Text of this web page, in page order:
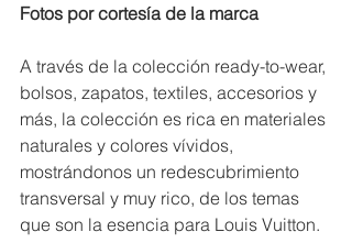
Fotos por cortesía de la marca
A través de la colección ready-to-wear,
bolsos, zapatos, textiles, accesorios y
más, la colección es rica en materiales
naturales y colores vívidos,
mostrándonos un redescubrimiento
transversal y muy rico, de los temas
que son la esencia para Louis Vuitton.